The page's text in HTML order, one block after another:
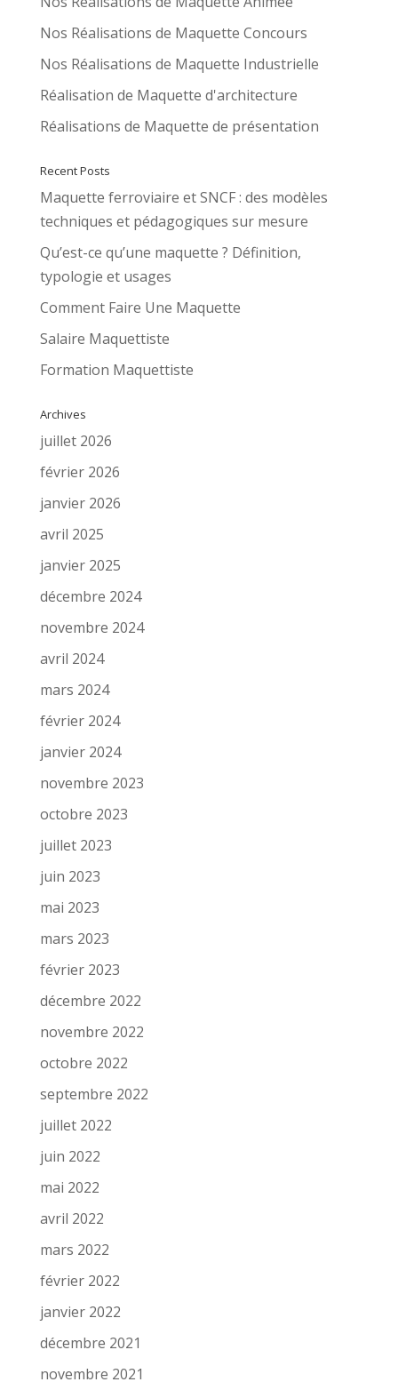
Nos Réalisations de Maquette Concours
Nos Réalisations de Maquette Industrielle
Réalisation de Maquette d'architecture
Réalisations de Maquette de présentation
Recent Posts
Maquette ferroviaire et SNCF : des modèles
techniques et pédagogiques sur mesure
Qu’est-ce qu’une maquette ? Définition,
typologie et usages
Comment Faire Une Maquette
Salaire Maquettiste
Formation Maquettiste
Archives
juillet 2026
février 2026
janvier 2026
avril 2025
janvier 2025
décembre 2024
novembre 2024
avril 2024
mars 2024
février 2024
janvier 2024
novembre 2023
octobre 2023
juillet 2023
juin 2023
mai 2023
mars 2023
février 2023
décembre 2022
novembre 2022
octobre 2022
septembre 2022
juillet 2022
juin 2022
mai 2022
avril 2022
mars 2022
février 2022
janvier 2022
décembre 2021
novembre 2021